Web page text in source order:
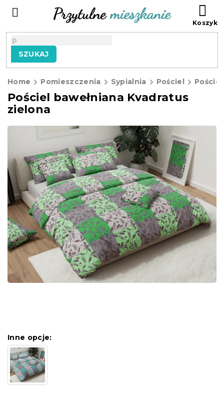
SZUKAJ
Home Pomieszczenia Sypialnia Pościel
Pościel bawełniana Kvadratus
zielona
Inne opcje: